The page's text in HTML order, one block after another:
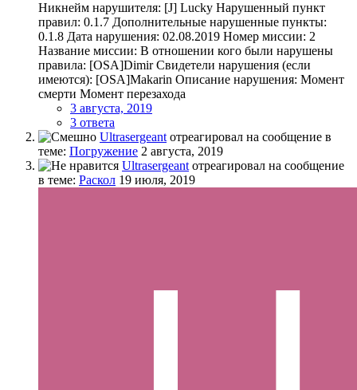
Никнейм нарушителя: [J] Lucky Нарушенный пункт
правил: 0.1.7 Дополнительные нарушенные пункты:
0.1.8 Дата нарушения: 02.08.2019 Номер миссии: 2
Название миссии: В отношении кого были нарушены
правила: [OSA]Dimir Свидетели нарушения (если
имеются): [OSA]Makarin Описание нарушения: Момент
смерти Момент перезахода
3 августа, 2019
3 ответа
Ultrasergeant отреагировал на сообщение в
теме: Погружение 2 августа, 2019
Ultrasergeant отреагировал на сообщение
в теме: Раскол 19 июля, 2019